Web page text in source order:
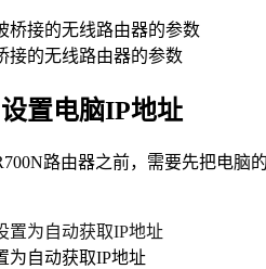
接的无线路由器的参数
置电脑IP地址
路由器之前，需要先把电脑
为自动获取IP地址